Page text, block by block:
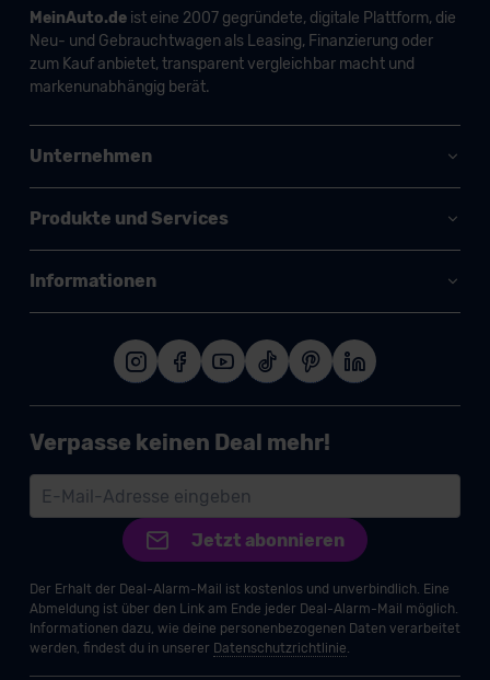
MeinAuto.deist eine 2007 gegründete, digitale Plattform, die
Neu- und Gebrauchtwagen als Leasing, Finanzierung oder
zum Kauf anbietet, transparent vergleichbar macht und
markenunabhängig berät.
Unternehmen
Produkte und Services
Informationen
Verpasse keinen Deal mehr!
Jetzt abonnieren
Der Erhalt der Deal-Alarm-Mail ist kostenlos und unverbindlich. Eine
Abmeldung ist über den Link am Ende jeder Deal-Alarm-Mail möglich.
Informationen dazu, wie deine personenbezogenen Daten verarbeitet
werden, findest du in unserer Datenschutzrichtlinie.